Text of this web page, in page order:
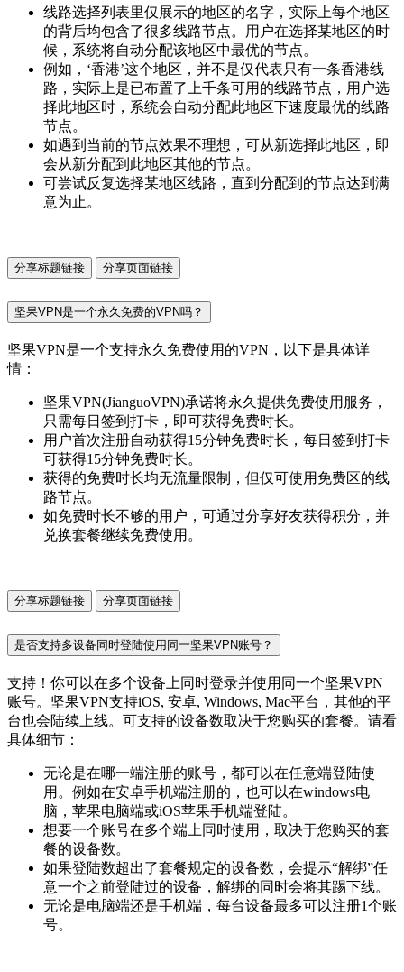
线路选择列表里仅展示的地区的名字，实际上每个地区
的背后均包含了很多线路节点。用户在选择某地区的时
候，系统将自动分配该地区中最优的节点。
例如，‘香港’这个地区，并不是仅代表只有一条香港线
路，实际上是已布置了上千条可用的线路节点，用户选
择此地区时，系统会自动分配此地区下速度最优的线路
节点。
如遇到当前的节点效果不理想，可从新选择此地区，即
会从新分配到此地区其他的节点。
可尝试反复选择某地区线路，直到分配到的节点达到满
意为止。
分享标题链接 分享页面链接
坚果VPN是一个永久免费的VPN吗？
坚果VPN是一个支持永久免费使用的VPN，以下是具体详
情：
坚果VPN(JianguoVPN)承诺将永久提供免费使用服务，
只需每日签到打卡，即可获得免费时长。
用户首次注册自动获得15分钟免费时长，每日签到打卡
可获得15分钟免费时长。
获得的免费时长均无流量限制，但仅可使用免费区的线
路节点。
如免费时长不够的用户，可通过分享好友获得积分，并
兑换套餐继续免费使用。
分享标题链接 分享页面链接
是否支持多设备同时登陆使用同一坚果VPN账号？
支持！你可以在多个设备上同时登录并使用同一个坚果VPN
账号。坚果VPN支持iOS, 安卓, Windows, Mac平台，其他的平
台也会陆续上线。可支持的设备数取决于您购买的套餐。请看
具体细节：
无论是在哪一端注册的账号，都可以在任意端登陆使
用。例如在安卓手机端注册的，也可以在windows电
脑，苹果电脑端或iOS苹果手机端登陆。
想要一个账号在多个端上同时使用，取决于您购买的套
餐的设备数。
如果登陆数超出了套餐规定的设备数，会提示“解绑”任
意一个之前登陆过的设备，解绑的同时会将其踢下线。
无论是电脑端还是手机端，每台设备最多可以注册1个账
号。